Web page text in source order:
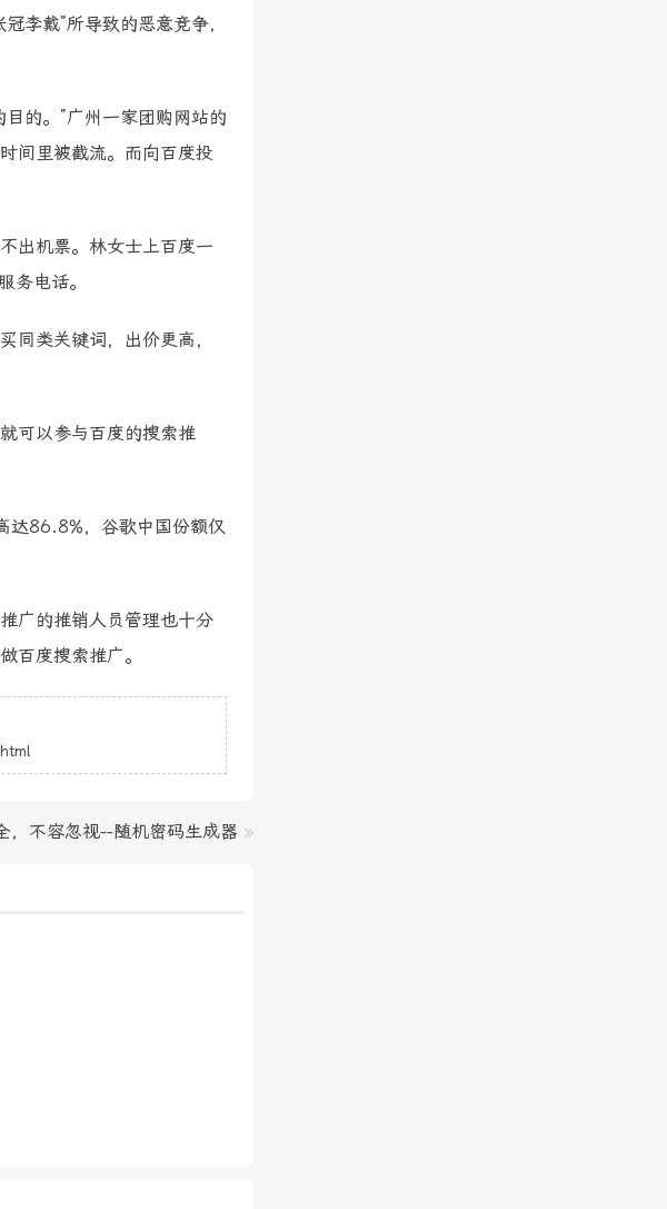
李戴”所导致的恶意竞争，
的。”广州一家团购网站的
间里被截流。而向百度投
出机票。林女士上百度一
务电话。
类关键词，出价更高，
可以参与百度的搜索推
86.8%，谷歌中国份额仅
广的推销人员管理也十分
百度搜索推广。
，不容忽视--随机密码生成器 »